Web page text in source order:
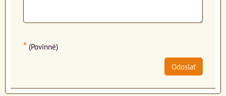
* (Povinné)
Odoslať